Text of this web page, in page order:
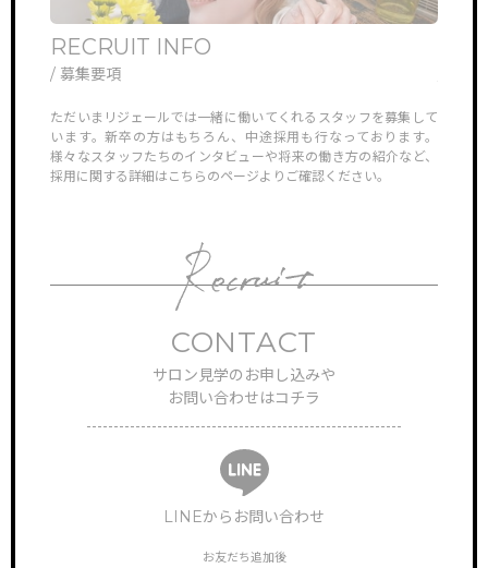
TOP サイトトップ
FEATURE 特徴・働き方
STAFF VOICE スタッフの声
BRAND SALON サロン一覧
NEWS & TOPICS 新着情報
INSTAGRAM
RECRUIT INFO
/ 募集要項
ただいまリジェールでは一緒に働いてくれるスタッフを募集して
います。新卒の方はもちろん、中途採用も行なっております。
様々なスタッフたちのインタビューや将来の働き方の紹介など、
採用に関する詳細はこちらのページよりご確認ください。
CONTACT
サロン見学のお申し込みや
お問い合わせはコチラ
LINEからお問い合わせ
お友だち追加後